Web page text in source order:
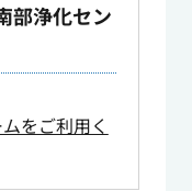
部浄化セン
をご利用く